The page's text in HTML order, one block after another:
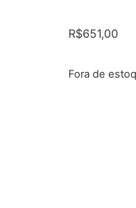
R$651,00
Fora de